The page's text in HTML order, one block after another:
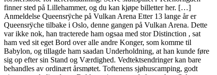
finner sted på Lillehammer, og du kan kjøpe billetter her. […]
Anmeldelse Queensrÿche på Vulkan Arena Etter 13 lange år er
Queensrÿche tilbake i Oslo, denne gangen på Vulkan Arena. Dette
var ikke nok, han tracterede ham ogsaa med stor Distinction , sat
ham ved sit eget Bord over alle andre Konger, som komme til
Babylon, og tillagde ham saadan Underholdning, at han kunde føre
sig op efter sin Stand og Værdighed. Vedtektsendringer kan bare
behandles av ordinært årsmøtet. Toftenens sjøhuscamping, godt